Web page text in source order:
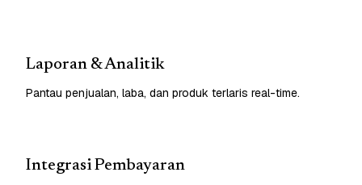
Laporan & Analitik
Pantau penjualan, laba, dan produk terlaris real-time.
Integrasi Pembayaran